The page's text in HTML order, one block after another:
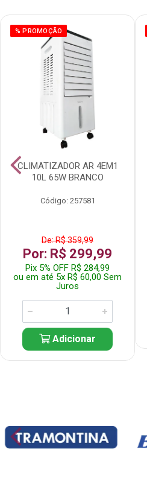
% PROMOÇÃO
CLIMATIZADOR AR 4EM1
10L 65W BRANCO
Código: 257581
De: R$ 359,99
Por: R$ 299,99
Pix 5% OFF R$ 284,99
ou em até 5x R$ 60,00 Sem
Juros
Adicionar